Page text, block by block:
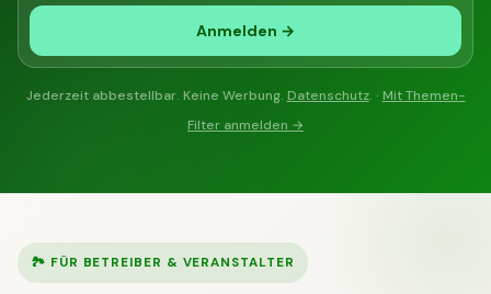
Anmelden →
Jederzeit abbestellbar. Keine Werbung. Datenschutz. · Mit Themen-
Filter anmelden →
🏞 FÜR BETREIBER & VERANSTALTER